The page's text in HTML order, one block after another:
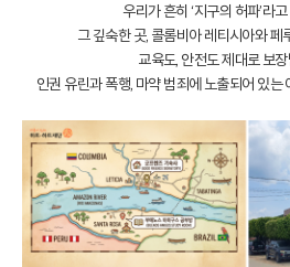
우리가 흔히 ‘지구의 허파’라
그 깊숙한 곳, 콜롬비아 레티시아와
교육도, 안전도 제대로 보
인권 유린과 폭행, 마약 범죄에 노출되어 있는